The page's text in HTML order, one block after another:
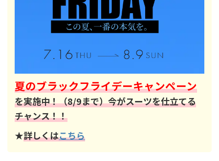
夏のブラックフライデーキャンペーン
を実施中！（8/9まで）今がスーツを仕立てる
チャンス！！
★詳しくはこちら